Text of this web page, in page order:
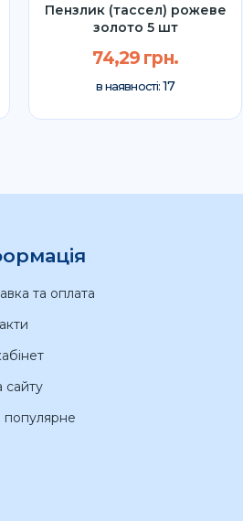
Пензлик (тассел) рожеве
золото 5 шт
74,29 грн.
в наявності: 17
та оплата
сайту
популярне